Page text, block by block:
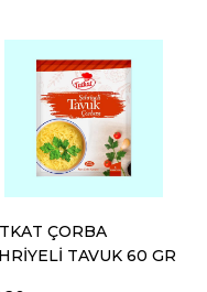
ÇORBA
TAVUK 60 GR